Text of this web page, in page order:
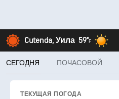
Cutenda, Уила 59°F
СЕГОДНЯ ПОЧАСОВОЙ
ТЕКУЩАЯ ПОГОДА